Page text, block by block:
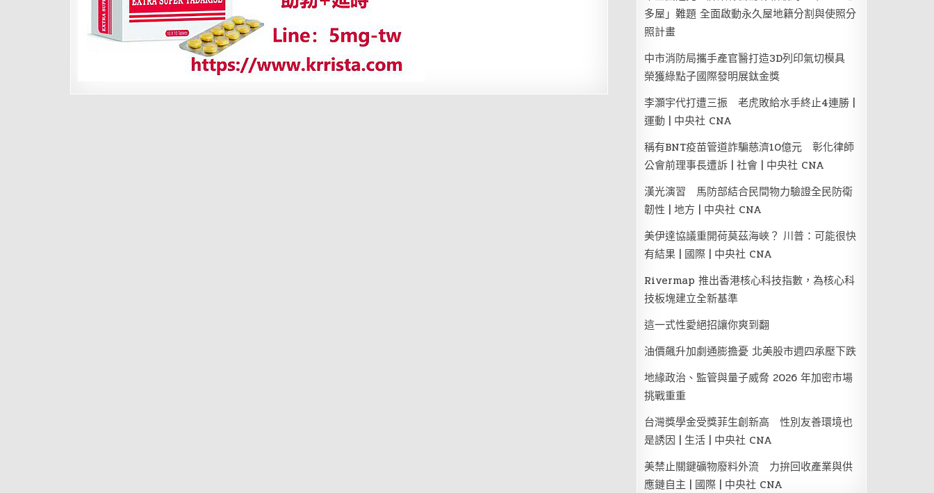
多屋」難題 全面啟動永久屋地籍分割與使照分
照計畫
中市消防局攜手產官醫打造3D列印氣切模具
榮獲綠點子國際發明展鈦金獎
李灝宇代打遭三振 老虎敗給水手終止4連勝 |
運動 | 中央社 CNA
稱有BNT疫苗管道詐騙慈濟10億元 彰化律師
公會前理事長遭訴 | 社會 | 中央社 CNA
漢光演習 馬防部結合民間物力驗證全民防衛
韌性 | 地方 | 中央社 CNA
美伊達協議重開荷莫茲海峽？ 川普：可能很快
有結果 | 國際 | 中央社 CNA
Rivermap 推出香港核心科技指數，為核心科
技板塊建立全新基準
這一式性愛絕招讓你爽到翻
油價飆升加劇通膨擔憂 北美股市週四承壓下跌
地緣政治、監管與量子威脅 2026 年加密市場
挑戰重重
台灣獎學金受獎菲生創新高 性別友善環境也
是誘因 | 生活 | 中央社 CNA
美禁止關鍵礦物廢料外流 力拚回收產業與供
應鏈自主 | 國際 | 中央社 CNA